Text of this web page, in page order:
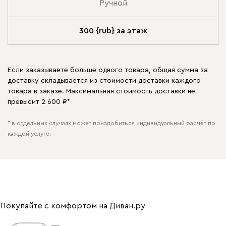
Ручной
300 {rub} за этаж
Если заказываете больше одного товара, общая сумма за
доставку складывается из стоимости доставки каждого
товара в заказе. Максимальная стоимость доставки не
превысит 2 600 ₽*
* в отдельных случаях может понадобиться индивидуальный расчёт по
каждой услуге.
Покупайте с комфортом на Диван.ру